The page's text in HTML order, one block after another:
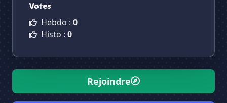
Votes
Hebdo : 0
Histo : 0
Rejoindre